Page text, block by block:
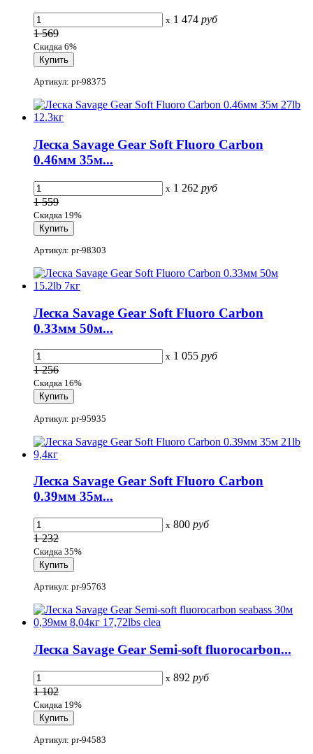
x 1 474 руб
1 569
Скидка 6%
Артикул: pr-98375
Леска Savage Gear Soft Fluoro Carbon
0.46мм 35м...
x 1 262 руб
1 559
Скидка 19%
Артикул: pr-98303
Леска Savage Gear Soft Fluoro Carbon
0.33мм 50м...
x 1 055 руб
1 256
Скидка 16%
Артикул: pr-95935
Леска Savage Gear Soft Fluoro Carbon
0.39мм 35м...
x 800 руб
1 232
Скидка 35%
Артикул: pr-95763
Леска Savage Gear Semi-soft fluorocarbon...
x 892 руб
1 102
Скидка 19%
Артикул: pr-94583